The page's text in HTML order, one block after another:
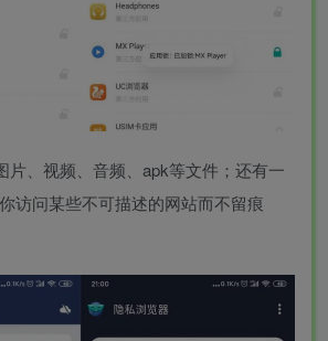
片、视频、音频、apk等文件；还有一
访问某些不可描述的网站而不留痕